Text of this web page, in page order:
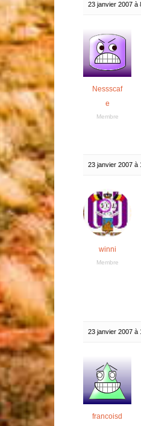
23 janvier 2007 à
Nessscaf
e
Membre
23 janvier 2007 à
winni
Membre
23 janvier 2007 à
francoisd